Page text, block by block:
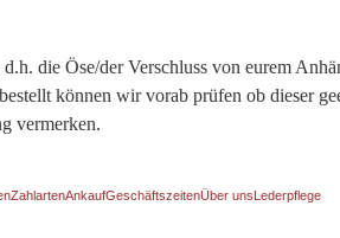
die Öse/der Verschluss von eurem
können wir vorab prüfen ob dieser
vermerken.
ZahlartenAnkaufGeschäftszeitenÜber uns Lederpflege